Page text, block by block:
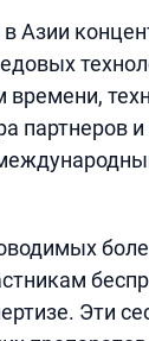
Азии
партнеров
Эти